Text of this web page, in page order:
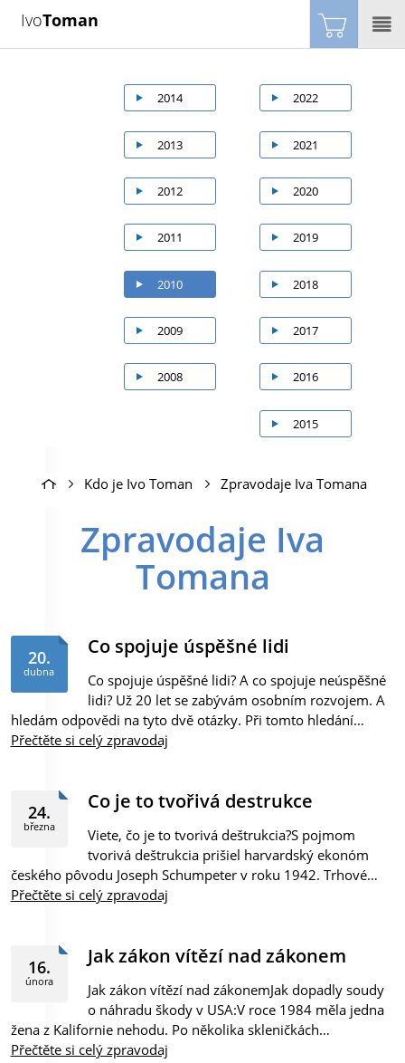
IvoToman
2022
2021
2020
2019
2018
2017
2016
2015
2014
2013
2012
2011
2010
2009
2008
Kdo je Ivo Toman Zpravodaje Iva Tomana
Zpravodaje Iva
Tomana
20.
dubna
Co spojuje úspěšné lidi
Co spojuje úspěšné lidi? A co spojuje neúspěšné
lidi? Už 20 let se zabývám osobním rozvojem. A
hledám odpovědi na tyto dvě otázky. Při tomto hledání…
Přečtěte si celý zpravodaj
24.
března
Co je to tvořivá destrukce
Viete, čo je to tvorivá deštrukcia?S pojmom
tvorivá deštrukcia prišiel harvardský ekonóm
českého pôvodu Joseph Schumpeter v roku 1942. Trhové…
Přečtěte si celý zpravodaj
16.
února
Jak zákon vítězí nad zákonem
Jak zákon vítězí nad zákonemJak dopadly soudy
o náhradu škody v USA:V roce 1984 měla jedna
žena z Kalifornie nehodu. Po několika skleničkách…
Přečtěte si celý zpravodaj